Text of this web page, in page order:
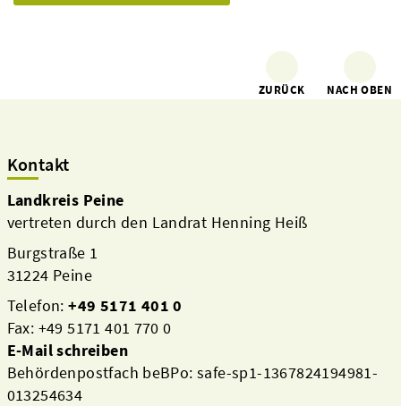
ZURÜCK NACH OBEN
Kontakt
Landkreis Peine
vertreten durch den Landrat Henning Heiß
Burgstraße 1
31224 Peine
Telefon:+49 5171 401 0
Fax: +49 5171 401 770 0
E-Mail schreiben
Behördenpostfach beBPo: safe-sp1-1367824194981-
013254634